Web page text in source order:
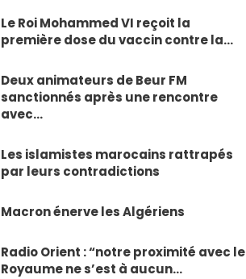
Le Roi Mohammed VI reçoit la
première dose du vaccin contre la…
Deux animateurs de Beur FM
sanctionnés après une rencontre
avec…
Les islamistes marocains rattrapés
par leurs contradictions
Macron énerve les Algériens
Radio Orient : “notre proximité avec le
Royaume ne s’est à aucun…